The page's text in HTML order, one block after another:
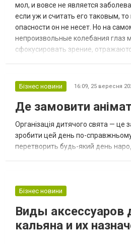
мол, и вовсе не является
если уж и считать его таковым, то
опасности он не несет. Но на
непроизвольные колебания глаз
сфокусировать зрение,
положении головы, но это чревато
со временем у пациента возникнет
искривление шеи. Поэтому медики
уделяют большое внимание
нистагма -...
Бізнес новини 16:09, 25 вересня
Де замовити
Організація дитячого свята — це
зробити цей день по-справжньому
перетворить будь-який день
Бізнес новини
Виды аксессуаров
кальяна и их